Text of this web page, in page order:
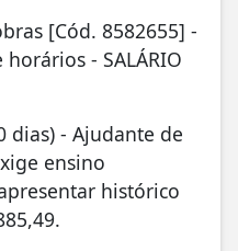
[Cód. 8582655] -
- SALÁRIO
dias) - Ajudante de
ensino
histórico